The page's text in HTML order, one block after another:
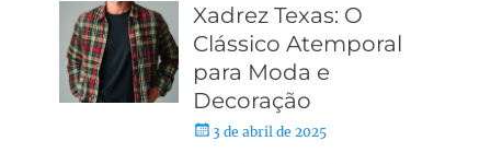
Xadrez Texas: O
Clássico Atemporal
para Moda e
Decoração
3 de abril de 2025